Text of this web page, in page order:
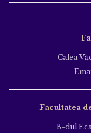
Calea
Facultatea
B-dul